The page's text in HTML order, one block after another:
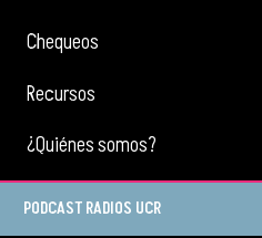
Chequeos
Recursos
¿Quiénes somos?
PODCAST RADIOS UCR